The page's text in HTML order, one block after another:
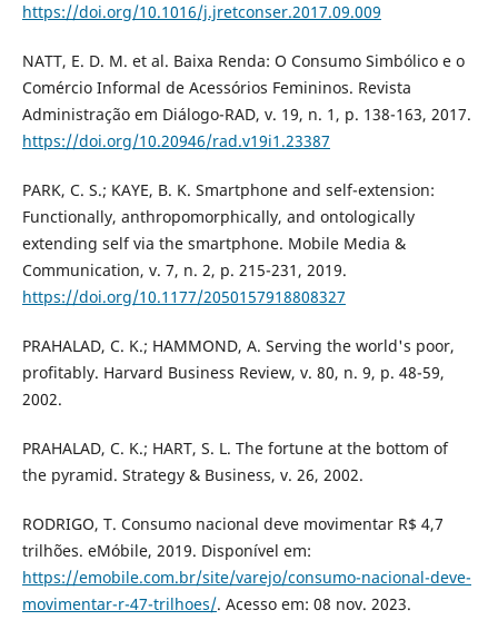
https://doi.org/10.1016/j.jretconser.2017.09.009
NATT, E. D. M. et al. Baixa Renda: O Consumo Simbólico e o
Comércio Informal de Acessórios Femininos. Revista
Administração em Diálogo-RAD, v. 19, n. 1, p. 138-163, 2017.
https://doi.org/10.20946/rad.v19i1.23387
PARK, C. S.; KAYE, B. K. Smartphone and self-extension:
Functionally, anthropomorphically, and ontologically
extending self via the smartphone. Mobile Media &
Communication, v. 7, n. 2, p. 215-231, 2019.
https://doi.org/10.1177/2050157918808327
PRAHALAD, C. K.; HAMMOND, A. Serving the world's poor,
profitably. Harvard Business Review, v. 80, n. 9, p. 48-59,
2002.
PRAHALAD, C. K.; HART, S. L. The fortune at the bottom of
the pyramid. Strategy & Business, v. 26, 2002.
RODRIGO, T. Consumo nacional deve movimentar R$ 4,7
trilhões. eMóbile, 2019. Disponível em:
https://emobile.com.br/site/varejo/consumo-nacional-deve-
movimentar-r-47-trilhoes/. Acesso em: 08 nov. 2023.